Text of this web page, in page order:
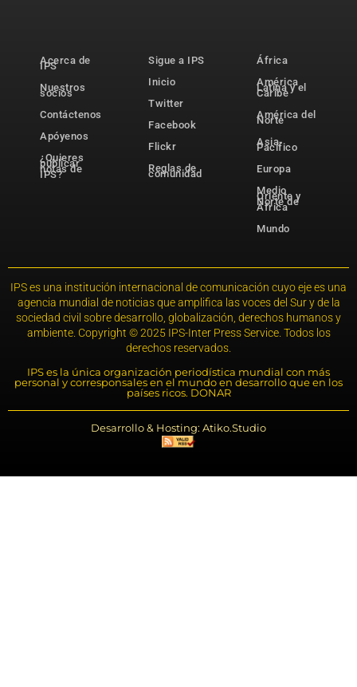
Acerca de
IPS
Nuestros
socios
Contáctenos
Apóyenos
¿Quieres
publicar
notas de
IPS?
Sigue a IPS
Inicio
Twitter
Facebook
Flickr
Reglas de
comunidad
África
América
Latina y el
Caribe
América del
Norte
Asia-
Pacífico
Europa
Medio
Oriente y
Norte de
África
Mundo
IPS es una institución internacional de comunicación cuyo eje es una
agencia mundial de noticias que amplifica las voces del Sur y de la
sociedad civil sobre desarrollo, globalización, derechos humanos y
ambiente. Copyright © 2025 IPS-Inter Press Service. Todos los
derechos reservados.
IPS es la única organización periodística mundial con más
personal y corresponsales en el mundo en desarrollo que en los
países ricos. DONAR
Desarrollo & Hosting: Atiko.Studio